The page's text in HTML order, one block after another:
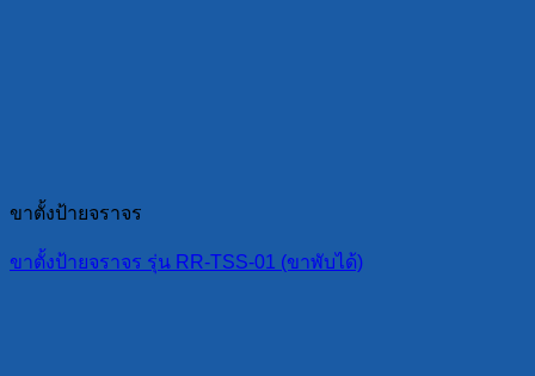
ขาตั้งป้ายจราจร
ขาตั้งป้ายจราจร รุ่น RR-TSS-01 (ขาพับได้)